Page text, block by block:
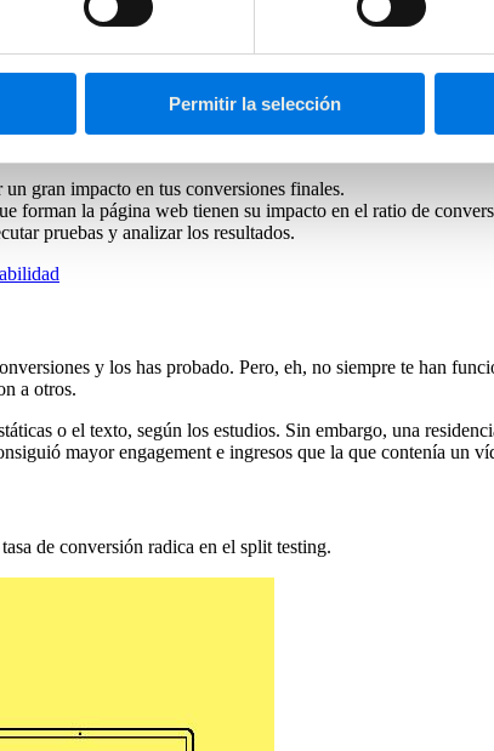
Permitir la selección
conseguir el éxito de nuestra empresa; a veces, se piensa
las ideas erróneas que se tienen sobre la Conversion Rate
cuando, en realidad, es la unión de varios talentos:
gran impacto en tus conversiones finales.
forman la página web tienen su impacto en el ratio de
pruebas y analizar los resultados.
y los has probado. Pero, eh, no siempre te han
a otros.
o el texto, según los estudios. Sin embargo, una
mayor engagement e ingresos que la que contenía un
de conversión radica en el split testing.